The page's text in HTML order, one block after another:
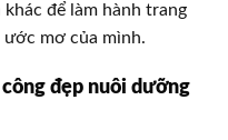
để làm hành trang
mơ của mình.
đẹp nuôi dưỡng